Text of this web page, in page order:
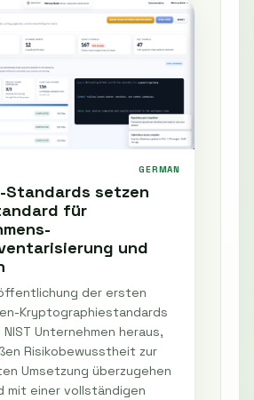
GERMAN
Standards setzen
für
und
der ersten
Kryptographiestandards
Unternehmen heraus,
Risikobewusstheit zur
Umsetzung überzugehen
mit einer vollständigen